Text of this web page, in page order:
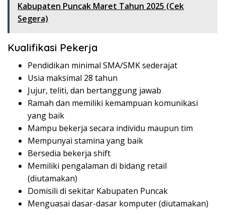
Kabupaten Puncak Maret Tahun 2025 (Cek
Segera)
Kualifikasi Pekerja
Pendidikan minimal SMA/SMK sederajat
Usia maksimal 28 tahun
Jujur, teliti, dan bertanggung jawab
Ramah dan memiliki kemampuan komunikasi
yang baik
Mampu bekerja secara individu maupun tim
Mempunyai stamina yang baik
Bersedia bekerja shift
Memiliki pengalaman di bidang retail
(diutamakan)
Domisili di sekitar Kabupaten Puncak
Menguasai dasar-dasar komputer (diutamakan)